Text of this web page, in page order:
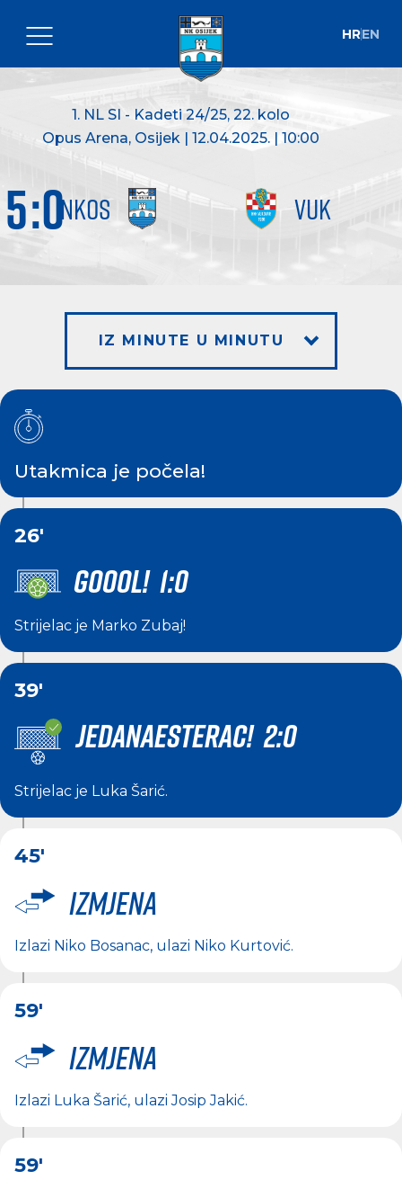
HREN
1. NL SI - Kadeti 24/25, 22. kolo
Opus Arena, Osijek | 12.04.2025. | 10:00
NKOS VUK
5:0
IZ MINUTE U MINUTU
Utakmica je počela!
26'
GOOOL! 1:0
Strijelac je Marko Zubaj!
39'
JEDANAESTERAC! 2:0
Strijelac je Luka Šarić.
45'
Izmjena
Izlazi Niko Bosanac, ulazi Niko Kurtović.
59'
Izmjena
Izlazi Luka Šarić, ulaziJosip Jakić.
59'